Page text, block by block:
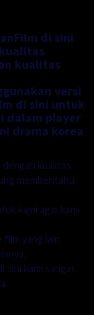
di sini
kualitas
versi
di sini untuk
dalam player
drama korea
dengan kualitas
memberitahu
kami agar kami
yang lain.
sini kami sangat